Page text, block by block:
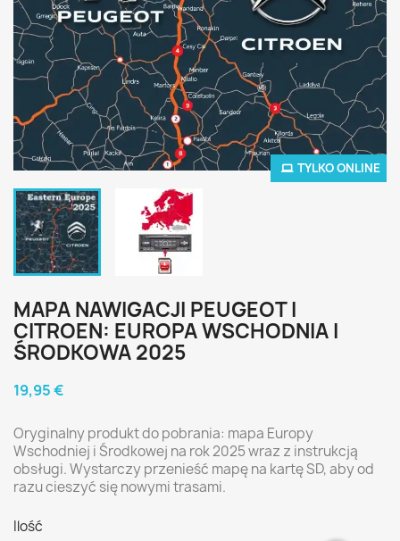
TYLKO ONLINE
MAPA NAWIGACJI PEUGEOT I
CITROEN: EUROPA WSCHODNIA I
ŚRODKOWA 2025
19,95 €
Oryginalny produkt do pobrania: mapa Europy
Wschodniej i Środkowej na rok 2025 wraz z instrukcją
obsługi. Wystarczy przenieść mapę na kartę SD, aby od
razu cieszyć się nowymi trasami.
Ilość